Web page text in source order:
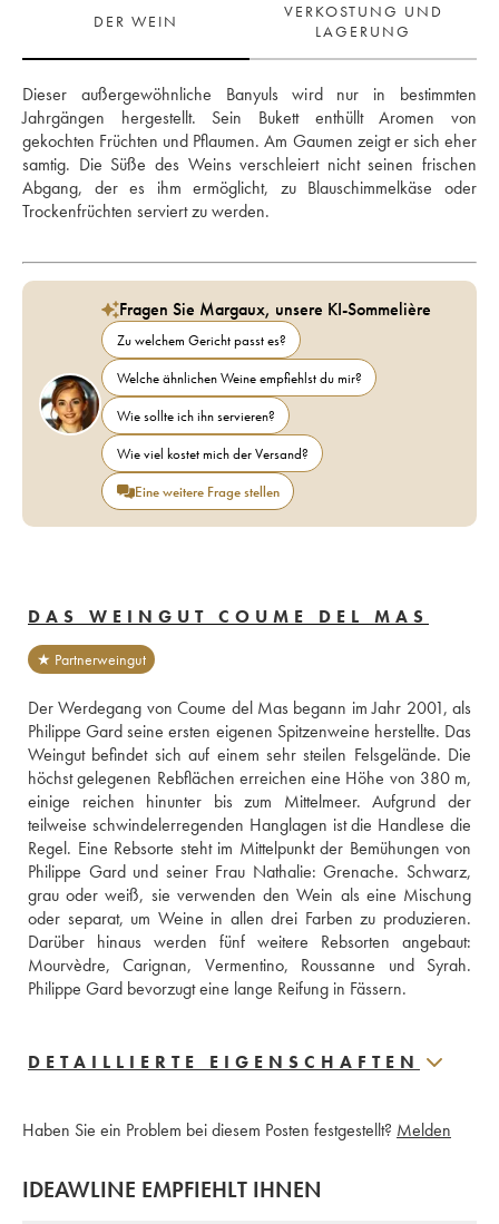
DER WEIN
VERKOSTUNG UND
LAGERUNG
Dieser außergewöhnliche Banyuls wird nur in bestimmten
Jahrgängen hergestellt. Sein Bukett enthüllt Aromen von
gekochten Früchten und Pflaumen. Am Gaumen zeigt er sich eher
samtig. Die Süße des Weins verschleiert nicht seinen frischen
Abgang, der es ihm ermöglicht, zu Blauschimmelkäse oder
Trockenfrüchten serviert zu werden.
Fragen Sie Margaux, unsere KI-Sommelière
Zu welchem Gericht passt es?
Welche ähnlichen Weine empfiehlst du mir?
Wie sollte ich ihn servieren?
Wie viel kostet mich der Versand?
Eine weitere Frage stellen
DAS WEINGUT COUME DEL MAS
★ Partnerweingut
Der Werdegang von Coume del Mas begann im Jahr 2001, als
Philippe Gard seine ersten eigenen Spitzenweine herstellte. Das
Weingut befindet sich auf einem sehr steilen Felsgelände. Die
höchst gelegenen Rebflächen erreichen eine Höhe von 380 m,
einige reichen hinunter bis zum Mittelmeer. Aufgrund der
teilweise schwindelerregenden Hanglagen ist die Handlese die
Regel. Eine Rebsorte steht im Mittelpunkt der Bemühungen von
Philippe Gard und seiner Frau Nathalie: Grenache. Schwarz,
grau oder weiß, sie verwenden den Wein als eine Mischung
oder separat, um Weine in allen drei Farben zu produzieren.
Darüber hinaus werden fünf weitere Rebsorten angebaut:
Mourvèdre, Carignan, Vermentino, Roussanne und Syrah.
DETAILLIERTE EIGENSCHAFTEN
Haben Sie ein Problem bei diesem Posten festgestellt? Melden
IDEAWLINE EMPFIEHLT IHNEN